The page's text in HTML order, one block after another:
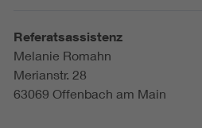
Referatsassistenz
Melanie Romahn
Merianstr. 28
63069 Offenbach am Main